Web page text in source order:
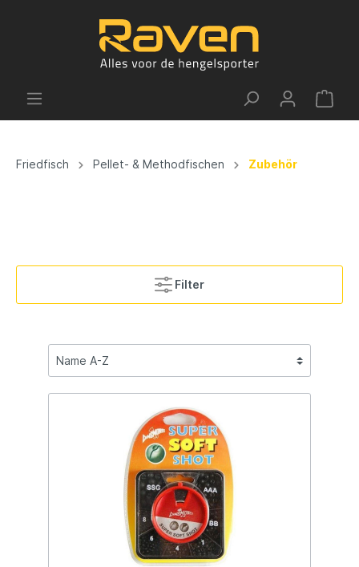
Friedfisch Pellet- & Methodfischen Zubehör
Filter